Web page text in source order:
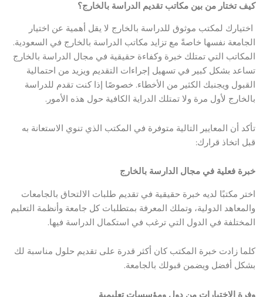
كيف تختار من بين مكاتب تقديم الدراسة بالخارج؟
اختيارك لمكتب موثوق للدراسة بالخارج لا يقل أهمية عن اختيار
الجامعة نفسها خاصةً مع تزايد مكاتب الدراسة بالخارج في السعودية.
المكاتب التي تمتلك خبرة وكفاءة حقيقية في مجال الدراسة بالخارج
تساعد بشكل كبير في تسهيل إجراءات التقديم ويزيد من احتمالية
القبول ويجنبك الكثير من الأخطاء. خصوصًا إذا كنت تقدم للدراسة
بالخارج لأول مرة ولا تمتلك الدراية الكافية حول هذه الأمور.
تأكد أن المعايير التالية متوفرة في المكتب الذي تنوي الاستعانة به
قبل اتخاذ قرارك:
خبرة فعلية في مجال الدارسة بالخارج
اختر مكتبًا لديه خبرة حقيقية في تقديم طلبات الالتحاق بالجامعات
والمعاهد الدولية، وتملك المعرفة بمتطلبات كل جامعة وأنظمة التعليم
المختلفة في الدول التي ترغب في استكمال الدراسة فيها.
كلما زادت خبرة المكتب كان أكثر قدرة على تقديم حلول مناسبة لك
بشكل أفضل ويضمن قبولك بالجامعة.
وفرة الاختيارات من دول ومؤسسات تعليمية